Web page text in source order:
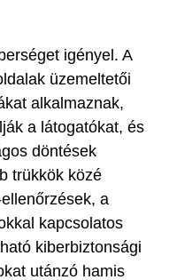
igényel. A
üzemeltetői
alkalmaznak,
a látogatókat, és
döntések
trükkök közé
a
kapcsolatos
kiberbiztonsági
utánzó hamis